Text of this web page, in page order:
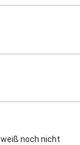
weiß noch nicht